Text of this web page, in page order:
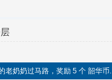
老奶奶过马路，奖励 5 个 韶华币.